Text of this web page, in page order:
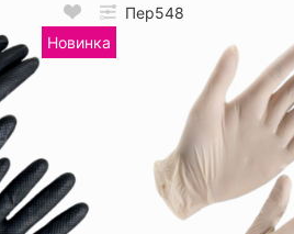
Новинка
Пер548